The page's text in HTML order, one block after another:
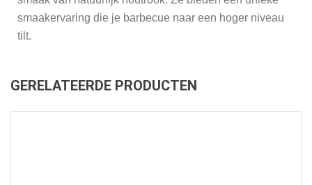
smaakervaring die je barbecue naar een hoger niveau
tilt.
GERELATEERDE PRODUCTEN